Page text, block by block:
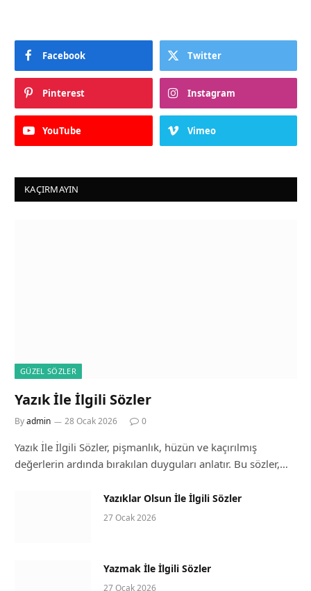
Facebook Twitter
Pinterest Instagram
YouTube Vimeo
KAÇIRMAYIN
GÜZEL SÖZLER
Yazık İle İlgili Sözler
Byadmin 28 Ocak 2026 0
Yazık İle İlgili Sözler, pişmanlık, hüzün ve kaçırılmış
değerlerin ardında bırakılan duyguları anlatır. Bu sözler,…
Yazıklar Olsun İle İlgili Sözler
27 Ocak 2026
Yazmak İle İlgili Sözler
27 Ocak 2026